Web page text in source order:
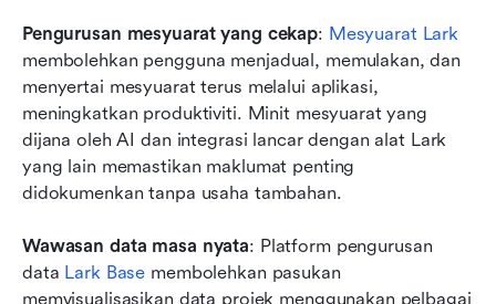
Pengurusan mesyuarat yang cekap: Mesyuarat Lark
membolehkan pengguna menjadual, memulakan, dan
menyertai mesyuarat terus melalui aplikasi,
meningkatkan produktiviti. Minit mesyuarat yang
dijana oleh AI dan integrasi lancar dengan alat Lark
yang lain memastikan maklumat penting
didokumenkan tanpa usaha tambahan.
Wawasan data masa nyata: Platform pengurusan
data Lark Base membolehkan pasukan
memvisualisasikan data projek menggunakan pelbagai